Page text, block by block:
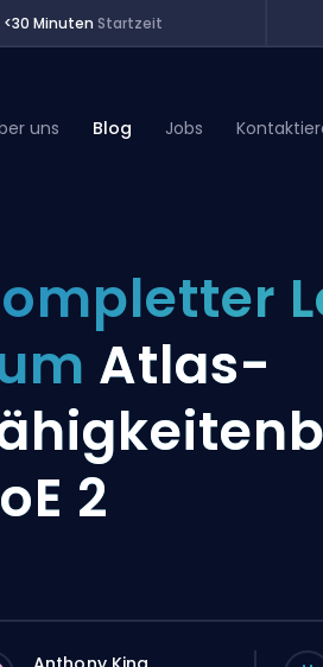
<30 Minuten Startzeit
uns Blog Jobs
Atlas-
2